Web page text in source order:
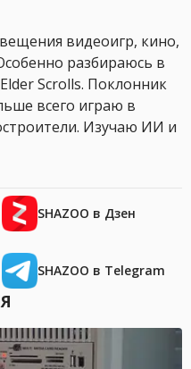
видеоигр, кино,
разбираюсь в
Scrolls. Поклонник
всего играю в
Изучаю ИИ и
SHAZOO в Дзен
SHAZOO в Telegram